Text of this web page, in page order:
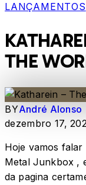
LANÇAMENTOS
THE
BYAndré Alonso
dezembro 17,
Hoje vamos falar
Metal Junkbox ,
da pagina